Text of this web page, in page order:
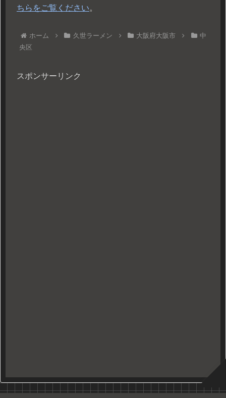
ちらをご覧ください。
ホーム 久世ラーメン 大阪府大阪市
中
央区
スポンサーリンク